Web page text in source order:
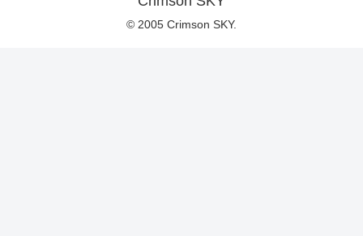
© 2005 Crimson SKY.